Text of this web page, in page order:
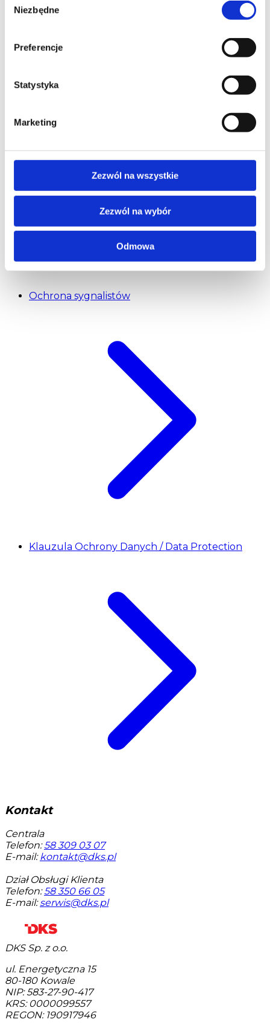
zgody
Niezbędne
Preferencje
Statystyka
Marketing
Zezwól na wszystkie
Zezwól na wybór
Odmowa
Regulamin płatności online
Ochrona sygnalistów
Klauzula Ochrony Danych / Data Protection
Kontakt
Centrala
Telefon: 58 309 03 07
E-mail: kontakt@dks.pl
Dział Obsługi Klienta
Telefon: 58 350 66 05
E-mail: serwis@dks.pl
DKS Sp. z o.o.
ul. Energetyczna 15
80-180 Kowale
NIP: 583-27-90-417
KRS: 0000099557
REGON: 190917946